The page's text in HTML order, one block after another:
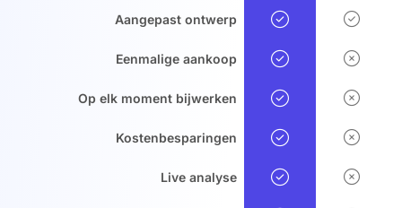
Aangepast ontwerp
Eenmalige aankoop
Op elk moment bijwerken
Kostenbesparingen
Live analyse